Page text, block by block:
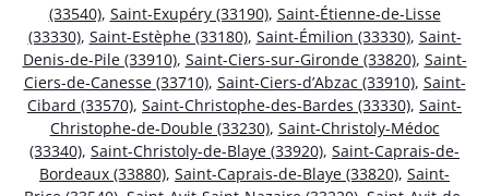
(33540), Saint-Exupéry (33190), Saint-Étienne-de-Lisse
(33330), Saint-Estèphe (33180), Saint-Émilion (33330), Saint-
Denis-de-Pile (33910), Saint-Ciers-sur-Gironde (33820), Saint-
Ciers-de-Canesse (33710), Saint-Ciers-d’Abzac (33910), Saint-
Cibard (33570), Saint-Christophe-des-Bardes (33330), Saint-
Christophe-de-Double (33230), Saint-Christoly-Médoc
(33340), Saint-Christoly-de-Blaye (33920), Saint-Caprais-de-
Bordeaux (33880), Saint-Caprais-de-Blaye (33820), Saint-